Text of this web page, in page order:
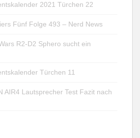
2021 Türchen 22
Fünf Folge 493 – Nerd News
R2-D2 Sphero sucht ein
Türchen 11
AIR4 Lautsprecher Test Fazit nach